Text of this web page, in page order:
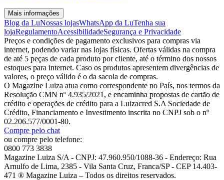
Mais informações
Blog da LuNossas lojasWhatsApp da LuTenha sua
lojaRegulamentoAcessibilidadeSegurança e Privacidade
Preços e condições de pagamento exclusivos para compras via
internet, podendo variar nas lojas físicas. Ofertas válidas na compra
de até 5 peças de cada produto por cliente, até o término dos nossos
estoques para internet. Caso os produtos apresentem divergências de
valores, o preço válido é o da sacola de compras.
O Magazine Luiza atua como correspondente no País, nos termos da
Resolução CMN nº 4.935/2021, e encaminha propostas de cartão de
crédito e operações de crédito para a Luizacred S.A Sociedade de
Crédito, Financiamento e Investimento inscrita no CNPJ sob o nº
02.206.577/0001-80.
Compre pelo chat
ou compre pelo telefone:
0800 773 3838
Magazine Luiza S/A - CNPJ: 47.960.950/1088-36 - Endereço: Rua
Arnulfo de Lima, 2385 - Vila Santa Cruz, Franca/SP - CEP 14.403-
471 ® Magazine Luiza – Todos os direitos reservados.